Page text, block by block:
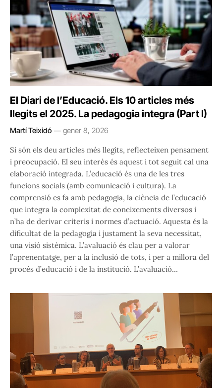
El Diari de l’Educació. Els 10 articles més
llegits el 2025. La pedagogia integra (Part I)
Martí Teixidó gener 8, 2026
Si són els deu articles més llegits, reflecteixen pensament
i preocupació. El seu interès és aquest i tot seguit cal una
elaboració integrada. L’educació és una de les tres
funcions socials (amb comunicació i cultura). La
comprensió es fa amb pedagogia, la ciència de l’educació
que integra la complexitat de coneixements diversos i
n’ha de derivar criteris i normes d’actuació. Aquesta és la
dificultat de la pedagogia i justament la seva necessitat,
una visió sistèmica. L’avaluació és clau per a valorar
l’aprenentatge, per a la inclusió de tots, i per a millora del
procés d’educació i de la institució. L’avaluació…